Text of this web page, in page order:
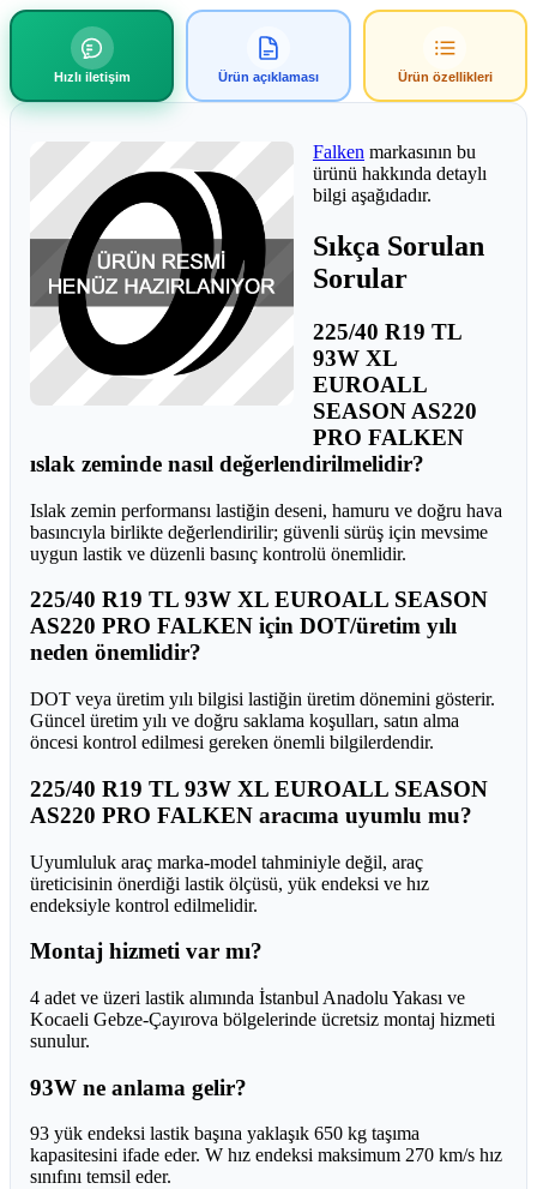
Hızlı iletişim Ürün açıklaması Ürün özellikleri
Falken markasının bu
ürünü hakkında detaylı
bilgi aşağıdadır.
Sıkça Sorulan
Sorular
225/40 R19 TL
93W XL
EUROALL
SEASON AS220
PRO FALKEN
ıslak zeminde nasıl değerlendirilmelidir?
Islak zemin performansı lastiğin deseni, hamuru ve doğru hava
basıncıyla birlikte değerlendirilir; güvenli sürüş için mevsime
uygun lastik ve düzenli basınç kontrolü önemlidir.
225/40 R19 TL 93W XL EUROALL SEASON
AS220 PRO FALKEN için DOT/üretim yılı
neden önemlidir?
DOT veya üretim yılı bilgisi lastiğin üretim dönemini gösterir.
Güncel üretim yılı ve doğru saklama koşulları, satın alma
öncesi kontrol edilmesi gereken önemli bilgilerdendir.
225/40 R19 TL 93W XL EUROALL SEASON
AS220 PRO FALKEN aracıma uyumlu mu?
Uyumluluk araç marka-model tahminiyle değil, araç
üreticisinin önerdiği lastik ölçüsü, yük endeksi ve hız
endeksiyle kontrol edilmelidir.
Montaj hizmeti var mı?
4 adet ve üzeri lastik alımında İstanbul Anadolu Yakası ve
Kocaeli Gebze-Çayırova bölgelerinde ücretsiz montaj hizmeti
sunulur.
93W ne anlama gelir?
93 yük endeksi lastik başına yaklaşık 650 kg taşıma
kapasitesini ifade eder. W hız endeksi maksimum 270 km/s hız
sınıfını temsil eder.